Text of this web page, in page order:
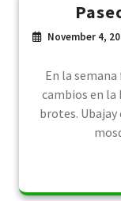
November 4,
En la
cambios en la
brotes.